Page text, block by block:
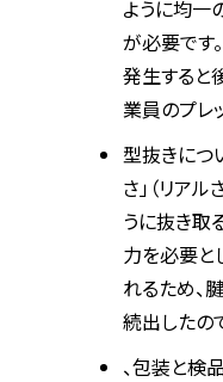
ように均一
が必要です
発生すると
業員のプレ
型抜きにつ
さ」（リア
うに抜き取
力を必要と
れるため、
続出したの
、包装と検